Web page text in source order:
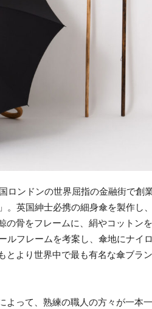
ロンドンの世界屈指の金融街で創
。英国紳士必携の細身傘を製作し
の骨をフレームに、絹やコットン
ルフレームを考案し、傘地にナイ
より世界中で最も有名な傘ブラ
って、熟練の職人の方々が一本